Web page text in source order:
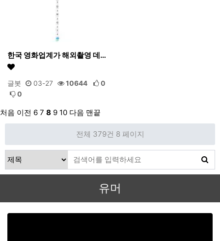
한국 영화업계가 해외촬영 데…
글봇 03-27 10644
0
0
처음 이전 6 7 8 9 10 다음 맨끝
전체 379건 8 페이지
유머